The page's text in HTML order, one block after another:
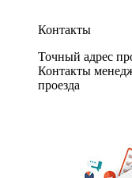
Контакты
Точный адрес
Контакты
проезда